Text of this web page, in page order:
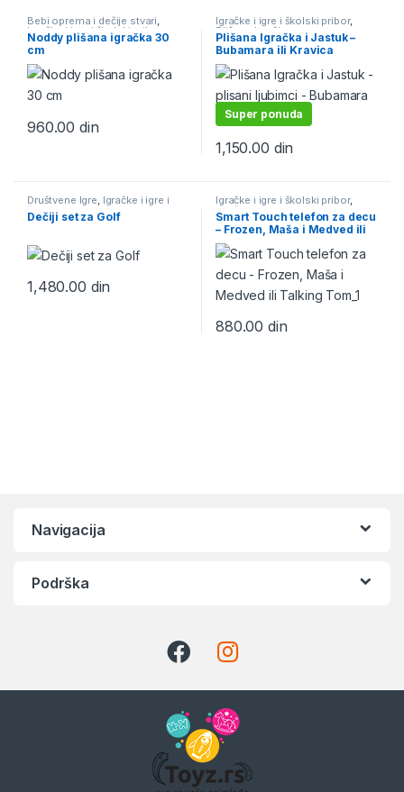
Bebi oprema i dečije stvari,
Igračke i igre i školski pribor ,
Plišane Igračke
Noddy plišana igračka 30
cm
960.00din
Igračke i igre i školski pribor,
Plišane Igračke
Plišana Igračka i Jastuk –
Bubamara ili Kravica
Super ponuda
1,150.00 din
Društvene Igre, Igračke i igre i
školski pribor
Dečiji set za Golf
1,480.00 din
Igračke i igre i školski pribor,
Igračke na baterije
Smart Touch telefon za decu
– Frozen, Maša i Medved ili
Talking Tom
880.00din
Navigacija
Podrška